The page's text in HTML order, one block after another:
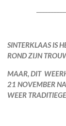
SINTERKLAAS IS
ROND ZIJN
MAAR, DIT
21 NOVEMBER
WEER